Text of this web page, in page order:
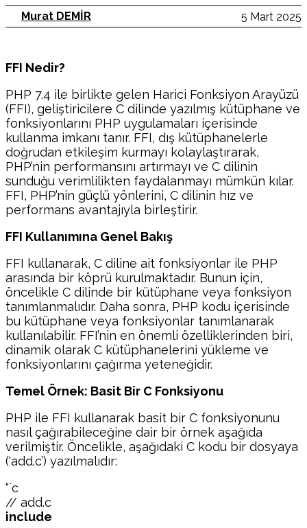
5 Mart 2025
Murat DEMİR
FFI Nedir?
PHP 7.4 ile birlikte gelen Harici Fonksiyon Arayüzü
(FFI), geliştiricilere C dilinde yazılmış kütüphane ve
fonksiyonlarını PHP uygulamaları içerisinde
kullanma imkanı tanır. FFI, dış kütüphanelerle
doğrudan etkileşim kurmayı kolaylaştırarak,
PHP’nin performansını artırmayı ve C dilinin
sunduğu verimlilikten faydalanmayı mümkün kılar.
FFI, PHP’nin güçlü yönlerini, C dilinin hız ve
performans avantajıyla birleştirir.
FFI Kullanımına Genel Bakış
FFI kullanarak, C diline ait fonksiyonlar ile PHP
arasında bir köprü kurulmaktadır. Bunun için,
öncelikle C dilinde bir kütüphane veya fonksiyon
tanımlanmalıdır. Daha sonra, PHP kodu içerisinde
bu kütüphane veya fonksiyonlar tanımlanarak
kullanılabilir. FFI’nin en önemli özelliklerinden biri,
dinamik olarak C kütüphanelerini yükleme ve
fonksiyonlarını çağırma yeteneğidir.
Temel Örnek: Basit Bir C Fonksiyonu
PHP ile FFI kullanarak basit bir C fonksiyonunu
nasıl çağırabileceğine dair bir örnek aşağıda
verilmiştir. Öncelikle, aşağıdaki C kodu bir dosyaya
(‘add.c’) yazılmalıdır:
“`c
// add.c
include